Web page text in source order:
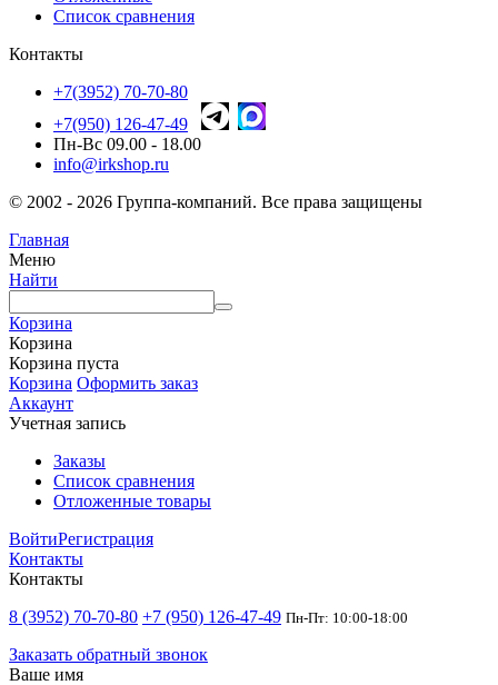
Список сравнения
Контакты
+7(3952) 70-70-80
+7(950) 126-47-49
Пн-Вс 09.00 - 18.00
info@irkshop.ru
© 2002 - 2026 Группа-компаний. Все права защищены
Главная
Меню
Найти
Корзина
Корзина
Корзина пуста
Корзина Оформить заказ
Аккаунт
Учетная запись
Заказы
Список сравнения
Отложенные товары
ВойтиРегистрация
Контакты
Контакты
8 (3952) 70-70-80 +7 (950) 126-47-49 Пн-Пт: 10:00-18:00
Заказать обратный звонок
Ваше имя